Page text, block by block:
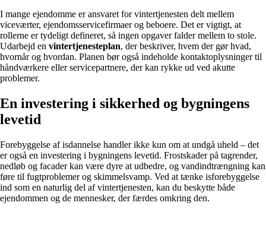
I mange ejendomme er ansvaret for vintertjenesten delt mellem
viceværter, ejendomsservicefirmaer og beboere. Det er vigtigt, at
rollerne er tydeligt defineret, så ingen opgaver falder mellem to stole.
Udarbejd en vintertjenesteplan, der beskriver, hvem der gør hvad,
hvornår og hvordan. Planen bør også indeholde kontaktoplysninger til
håndværkere eller servicepartnere, der kan rykke ud ved akutte
problemer.
En investering i sikkerhed og bygningens
levetid
Forebyggelse af isdannelse handler ikke kun om at undgå uheld – det
er også en investering i bygningens levetid. Frostskader på tagrender,
nedløb og facader kan være dyre at udbedre, og vandindtrængning kan
føre til fugtproblemer og skimmelsvamp. Ved at tænke isforebyggelse
ind som en naturlig del af vintertjenesten, kan du beskytte både
ejendommen og de mennesker, der færdes omkring den.